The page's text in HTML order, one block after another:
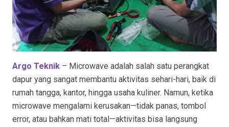
Argo Teknik – Microwave adalah salah satu perangkat
dapur yang sangat membantu aktivitas sehari-hari, baik di
rumah tangga, kantor, hingga usaha kuliner. Namun, ketika
microwave mengalami kerusakan—tidak panas, tombol
error, atau bahkan mati total—aktivitas bisa langsung